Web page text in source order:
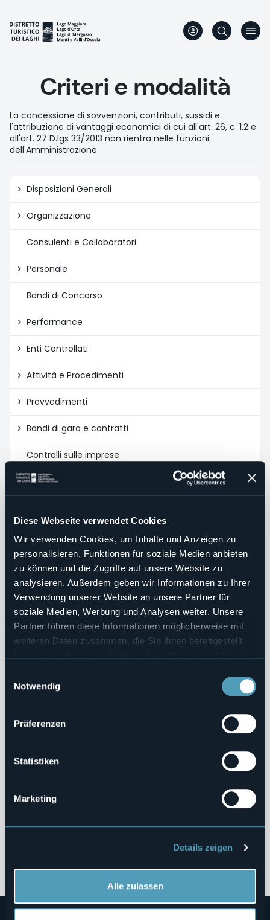
Diese Webseite verwendet Cookies
Wir verwenden Cookies, um Inhalte und Anzeigen zu
personalisieren, Funktionen für soziale Medien anbieten
zu können und die Zugriffe auf unsere Website zu
analysieren. Außerdem geben wir Informationen zu Ihrer
Verwendung unserer Website an unsere Partner für
soziale Medien, Werbung und Analysen weiter. Unsere
Partner führen diese Informationen möglicherweise mit
weiteren Daten zusammen, die Sie ihnen bereitgestellt
Notwendig
Präferenzen
Statistiken
Marketing
Details zeigen
Alle zulassen
Inhalt
Criteri e modalità
La concessione di sovvenzioni, contributi, sussidi e
l'attribuzione di vantaggi economici di cui all'art. 26, c. 1,2 e
all'art. 27 D.lgs 33/2013 non rientra nelle funzioni
dell'Amministrazione.
Amministrazione
trasparente
Disposizioni Generali
Organizzazione
Consulenti e Collaboratori
Personale
Bandi di Concorso
Performance
Enti Controllati
Attività e Procedimenti
Provvedimenti
Bandi di gara e contratti
Controlli sulle imprese
Sovvenzioni, Contributi, Sussidi, Vantaggi Economici
Criteri e modalità
Atti di concessione
Bilanci
Beni Immobili e Gestione Patrimonio
Controlli e rilievi sull'amministrazione
Servizi Erogati
Pagamenti dell'Amministrazione
Informazioni Ambientali
Contributi Enti Pubblici ex L. 124/2017